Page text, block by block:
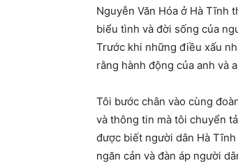
Nguyễn Văn Hóa ở Hà Tĩnh
biểu tình và đời sống của
Trước khi những điều xấu
rằng hành động của anh và
Tôi bước chân vào cùng
và thông tin mà tôi chuyển
được biết người dân Hà
ngăn cản và đàn áp người